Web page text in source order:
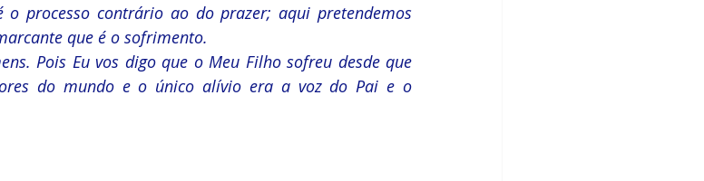
processo contrário ao do prazer; aqui pretendemos
que é o sofrimento.
Pois Eu vos digo que o Meu Filho sofreu desde que
do mundo e o único alívio era a voz do Pai e o